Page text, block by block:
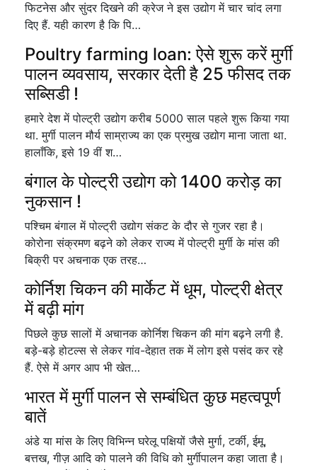
फिटनेस और सुंदर दिखने की क्रेज ने इस उद्योग में चार चांद लगा
दिए हैं. यही कारण है कि पि…
Poultry farming loan: ऐसे शुरू करें मुर्गी
पालन व्यवसाय, सरकार देती है 25 फीसद तक
सब्सिडी !
हमारे देश में पोल्ट्री उद्योग करीब 5000 साल पहले शुरू किया गया
था. मुर्गी पालन मौर्य साम्राज्य का एक प्रमुख उद्योग माना जाता था.
हालाँकि, इसे 19 वीं श…
बंगाल के पोल्ट्री उद्योग को 1400 करोड़ का
नुकसान !
पश्चिम बंगाल में पोल्ट्री उद्योग संकट के दौर से गुजर रहा है।
कोरोना संक्रमण बढ़ने को लेकर राज्य में पोल्ट्री मुर्गी के मांस की
बिक्री पर अचनाक एक तरह…
कोर्निश चिकन की मार्केट में धूम, पोल्ट्री क्षेत्र
में बढ़ी मांग
पिछले कुछ सालों में अचानक कोर्निश चिकन की मांग बढ़ने लगी है.
बड़े-बड़े होटल्स से लेकर गांव-देहात तक में लोग इसे पसंद कर रहे
हैं. ऐसे में अगर आप भी खेत…
भारत में मुर्गी पालन से सम्बंधित कुछ महत्वपूर्ण
बातें
अंडे या मांस के लिए विभिन्न घरेलू पक्षियों जैसे मुर्गा, टर्की, ईमू,
बत्तख, गीज़ आदि को पालने की विधि को मुर्गीपालन कहा जाता है।